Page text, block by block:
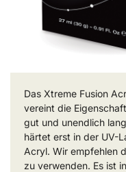
Das Xtreme Fusion
vereint die
gut und unendlich
härtet erst in der UV-
Acryl. Wir empfehlen
zu verwenden. Es ist